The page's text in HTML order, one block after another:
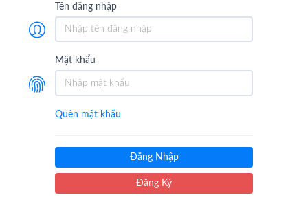
Tên đăng nhập
Mật khẩu
Quên mật khẩu
Đăng Nhập
Đăng Ký